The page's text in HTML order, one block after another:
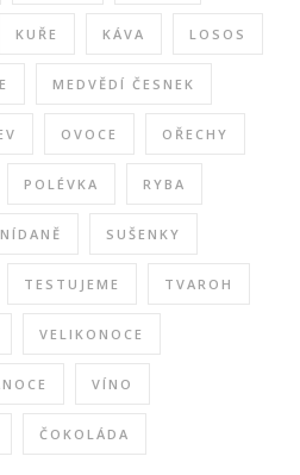
KUŘE KÁVA LOSOS
MEDVĚDÍ ČESNEK
OVOCE OŘECHY
POLÉVKA RYBA
SUŠENKY
TESTUJEME TVAROH
VELIKONOCE
VÍNO
ČOKOLÁDA